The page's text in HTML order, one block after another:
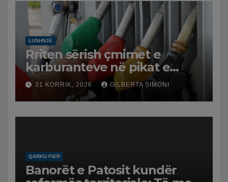
LUSHNJË
Rriten sërish çmimet e
karburanteve në pikat e
karburanteve në Lushnjë.
Tensionet në Lindjen e
Mesme shtrenjtojnë naftën
dhe benzinën në vend
31 KORRIK, 2026 GILBERTA SIMONI
QARKU FIER
Banorët e Patosit kundër